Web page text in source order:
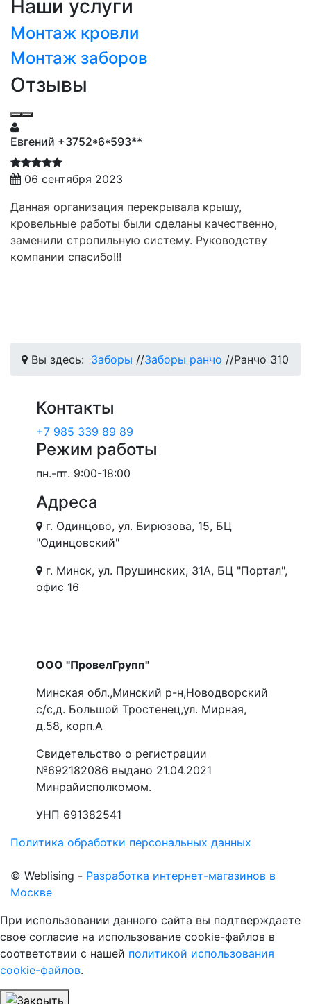
Наши услуги
Монтаж кровли
Монтаж заборов
Отзывы
Евгений +3752*6*593**
06 сентября 2023
Данная организация перекрывала крышу,
кровельные работы были сделаны качественно,
заменили стропильную систему. Руководству
компании спасибо!!!
Вы здесь: Заборы //Заборы ранчо //Ранчо 310
Контакты
+7 985 339 89 89
Режим работы
пн.-пт. 9:00-18:00
Адреса
г. Одинцово, ул. Бирюзова, 15, БЦ
"Одинцовский"
г. Минск, ул. Прушинских, 31А, БЦ "Портал",
офис 16
ООО "ПровелГрупп"
Минская обл.,Минский р-н,Новодворский
с/с,д. Большой Тростенец,ул. Мирная,
д.58, корп.А
Свидетельство о регистрации
№692182086 выдано 21.04.2021
Минрайисполкомом.
УНП 691382541
© Weblising - Разработка интернет-магазинов в
Москве
Политика обработки персональных данных
При использовании данного сайта вы подтверждаете
свое согласие на использование cookie-файлов в
соответствии с нашей политикой использования
cookie-файлов.